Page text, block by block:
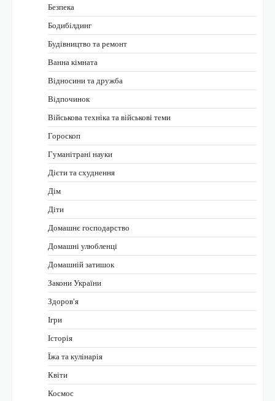
Безпека
Бодибілдинг
Будівництво та ремонт
Ванна кімната
Відносини та дружба
Відпочинок
Військова техніка та військові теми
Гороскоп
Гуманітрані науки
Дієти та схуднення
Дім
Діти
Домашнє господарство
Домашні улюбленці
Домашній затишок
Закони України
Здоров'я
Ігри
Історія
Їжа та кулінарія
Квіти
Космос